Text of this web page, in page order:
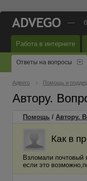
—
Работа в интернете
Ответы на вопросы
Адвего Помощь и
Автору.
Помощь / Автору.
Как в
Взломали почтовый
если это